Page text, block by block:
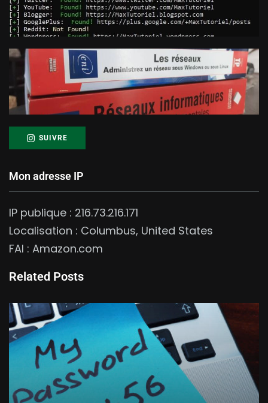
SUIVRE
Mon adresse IP
IP publique : 216.73.216.171
Localisation : Columbus, United States
FAI : Amazon.com
Related Posts